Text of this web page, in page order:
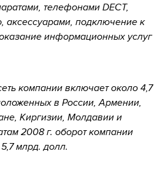
телефонами DECT,
аксессуарами, подключение к
информационных услуг
компании включает около 4,7
в России, Армении,
Киргизии, Молдавии и
2008 г. оборот компании
млрд. долл.